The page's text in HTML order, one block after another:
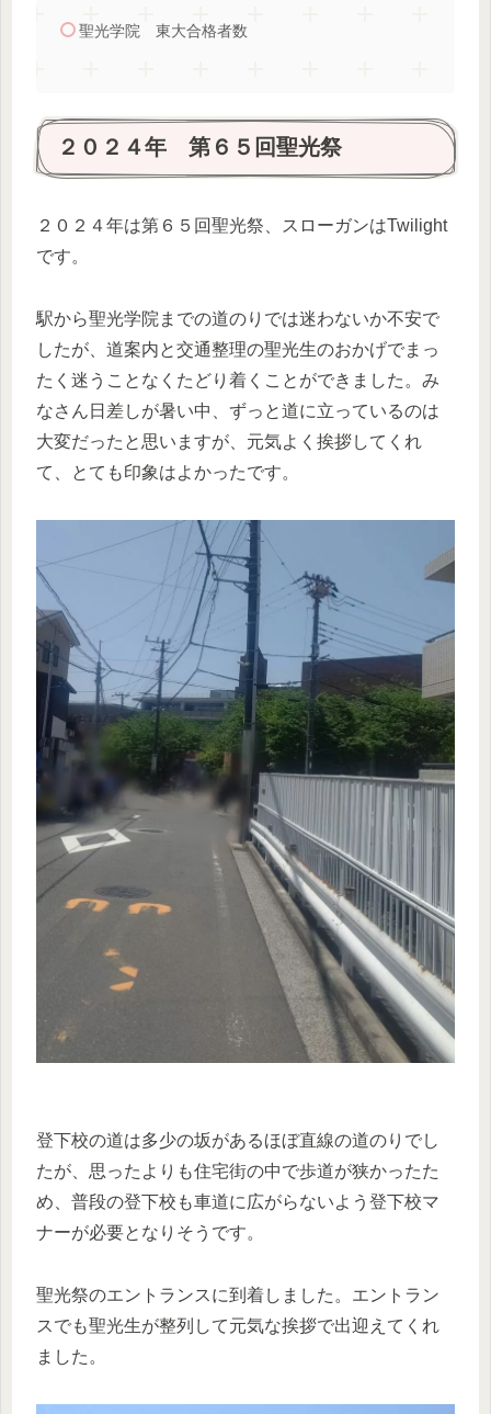
聖光学院 東大合格者数
２０２４年 第６５回聖光祭
２０２４年は第６５回聖光祭、スローガンはTwilight
です。
駅から聖光学院までの道のりでは迷わないか不安で
したが、道案内と交通整理の聖光生のおかげでまっ
たく迷うことなくたどり着くことができました。み
なさん日差しが暑い中、ずっと道に立っているのは
大変だったと思いますが、元気よく挨拶してくれ
て、とても印象はよかったです。
登下校の道は多少の坂があるほぼ直線の道のりでし
たが、思ったよりも住宅街の中で歩道が狭かったた
め、普段の登下校も車道に広がらないよう登下校マ
ナーが必要となりそうです。
聖光祭のエントランスに到着しました。エントラン
スでも聖光生が整列して元気な挨拶で出迎えてくれ
ました。